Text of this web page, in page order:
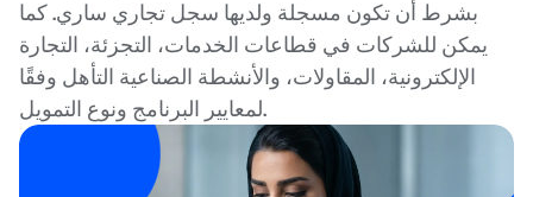
بشرط أن تكون مسجلة ولديها سجل تجاري ساري. كما
يمكن للشركات في قطاعات الخدمات، التجزئة، التجارة
الإلكترونية، المقاولات، والأنشطة الصناعية التأهل وفقًا
لمعايير البرنامج ونوع التمويل.